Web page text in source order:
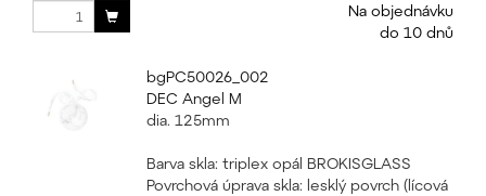
Na objednávku
do 10 dnů
bgPC50026_002
DEC Angel M
dia. 125mm
Barva skla: triplex opál BROKISGLASS
Povrchová úprava skla: lesklý povrch (lícová